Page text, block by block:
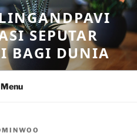
SEPUTAR
BAGI DUNIA
Menu